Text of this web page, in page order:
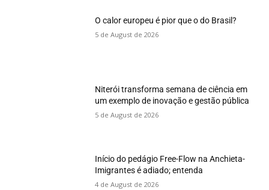
O calor europeu é pior que o do Brasil?
5 de August de 2026
Niterói transforma semana de ciência em
um exemplo de inovação e gestão pública
5 de August de 2026
Início do pedágio Free-Flow na Anchieta-
Imigrantes é adiado; entenda
4 de August de 2026